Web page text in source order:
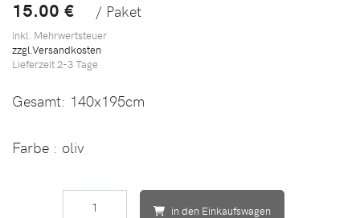
15.00 € / Paket
inkl. Mehrwertsteuer
zzgl.Versandkosten
Lieferzeit 2-3Tage
Gesamt: 140x195cm
Farbe : oliv
in den Einkaufswagen